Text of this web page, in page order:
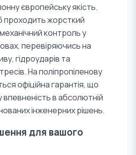
європейську якість.
проходить жорсткий
контроль у
перевіряючись на
гідроударів та
На поліпропіленову
офіційна гарантія, що
в абсолютній
інженерних рішень.
для вашого